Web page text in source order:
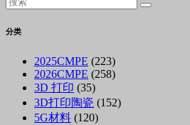
分类
2025CMPE (223)
2026CMPE (258)
3D 打印 (35)
3D打印陶瓷 (152)
5G材料 (120)